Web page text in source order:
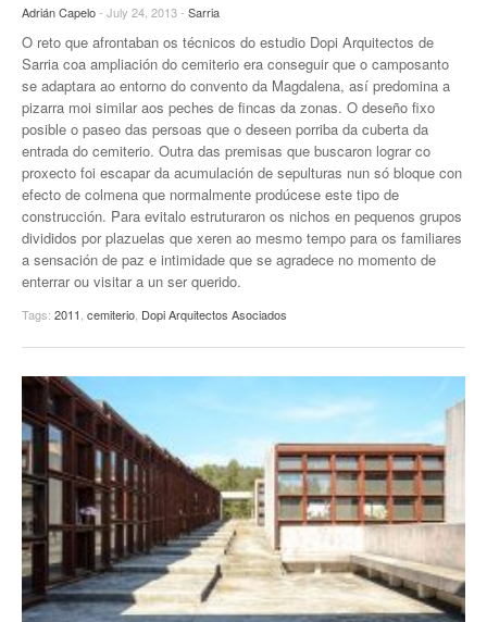
Adrián Capelo- July 24, 2013 - Sarria
O reto que afrontaban os técnicos do estudio Dopi Arquitectos de
Sarria coa ampliación do cemiterio era conseguir que o camposanto
se adaptara ao entorno do convento da Magdalena, así predomina a
pizarra moi similar aos peches de fincas da zonas. O deseño fixo
posible o paseo das persoas que o deseen porriba da cuberta da
entrada do cemiterio. Outra das premisas que buscaron lograr co
proxecto foi escapar da acumulación de sepulturas nun só bloque con
efecto de colmena que normalmente prodúcese este tipo de
construcción. Para evitalo estruturaron os nichos en pequenos grupos
divididos por plazuelas que xeren ao mesmo tempo para os familiares
a sensación de paz e intimidade que se agradece no momento de
enterrar ou visitar a un ser querido.
Tags: 2011 cemiterio Dopi Arquitectos Asociados